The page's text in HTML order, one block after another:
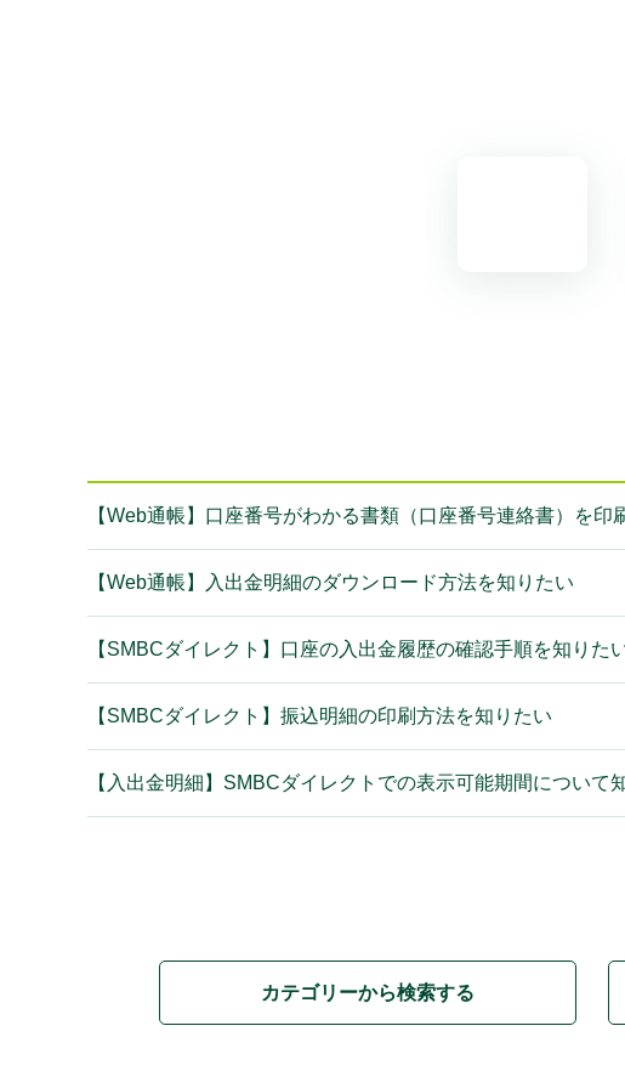
【Web通帳】口座番号がわかる書類（口座番号連絡書）を印
【Web通帳】入出金明細のダウンロード方法を知りたい
【SMBCダイレクト】口座の入出金履歴の確認手順を知りた
【SMBCダイレクト】振込明細の印刷方法を知りたい
【入出金明細】SMBCダイレクトでの表示可能期間について
カテゴリーから検索する